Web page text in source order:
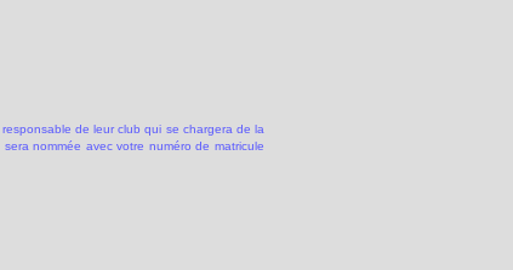
de leur club qui se chargera de la
nommée avec votre numéro de matricule